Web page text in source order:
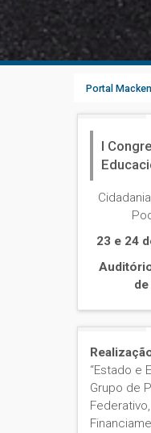
Portal
I
23 e 24
“Estado e
Grupo de